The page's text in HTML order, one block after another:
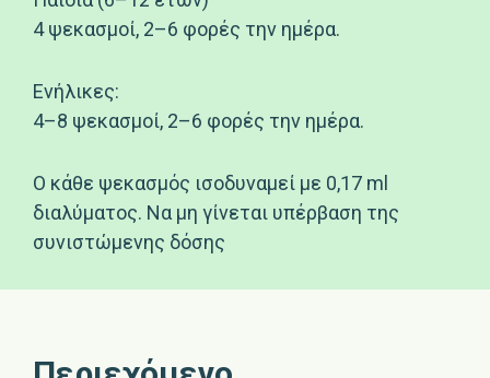
4 ψεκασμοί, 2–6 φορές την ημέρα.
Ενήλικες:
4–8 ψεκασμοί, 2–6 φορές την ημέρα.
Ο κάθε ψεκασμός ισοδυναμεί με 0,17 ml
διαλύματος. Να μη γίνεται υπέρβαση της
συνιστώμενης δόσης